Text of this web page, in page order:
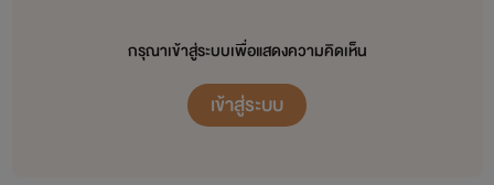
กรุณาเข้าสู่ระบบเพื่อแสดงความคิดเห็น
เข้าสู่ระบบ